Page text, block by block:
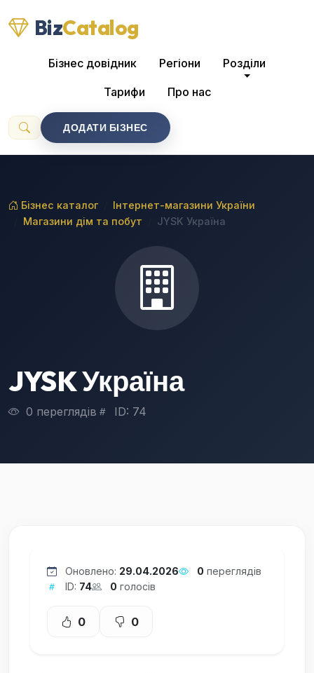
BizCatalog
Бізнес довідник Регіони Розділи
Тарифи Про нас
ДОДАТИ БІЗНЕС
Бізнес каталог
Інтернет-магазини України
Магазини дім та побут
JYSK Україна
JYSK Україна
0 переглядів ID: 74
Оновлено: 29.04.2026 0 переглядів
ID: 74 0 голосів
0 0